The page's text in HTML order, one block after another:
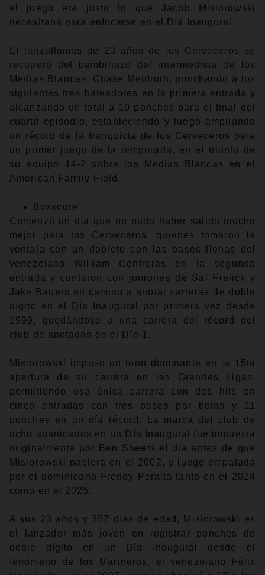
el juego era justo lo que Jacob Misiorowski
necesitaba para enfocarse en el Día Inaugural.
El lanzallamas de 23 años de los Cerveceros se
recuperó del bambinazo del intermedista de los
Medias Blancas, Chase Meidroth, ponchando a los
siguientes tres bateadores en la primera entrada y
alcanzando un total a 10 ponches para el final del
cuarto episodio, estableciendo y luego ampliando
un récord de la franquicia de los Cerveceros para
un primer juego de la temporada, en el triunfo de
su equipo 14-2 sobre los Medias Blancas en el
American Family Field.
Boxscore
Comenzó un día que no pudo haber salido mucho
mejor para los Cerveceros, quienes tomaron la
ventaja con un doblete con las bases llenas del
venezolano William Contreras en la segunda
entrada y contaron con jonrones de Sal Frelick y
Jake Bauers en camino a anotar carreras de doble
dígito en el Día Inaugural por primera vez desde
1999, quedándose a una carrera del récord del
club de anotadas en el Día 1.
Misiorowski impuso un tono dominante en la 15ta
apertura de su carrera en las Grandes Ligas,
permitiendo esa única carrera con dos hits en
cinco entradas con tres bases por bolas y 11
ponches en un día récord. La marca del club de
ocho abanicados en un Día Inaugural fue impuesta
originalmente por Ben Sheets el día antes de que
Misiorowski naciera en el 2002, y luego empatada
por el dominicano Freddy Peralta tanto en el 2024
como en el 2025.
A sus 23 años y 357 días de edad, Misiorowski es
el lanzador más joven en registrar ponches de
doble dígito en un Día Inaugural desde el
fenómeno de los Marineros, el venezolano Félix